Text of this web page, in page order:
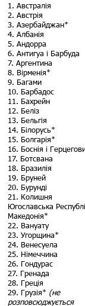
1. Австралія
2. Австрія
3. Азербайджан*
4. Албанія
5. Андорра
6. Антигуа і Барбуда
7. Аргентина
8. Вірменія*
9. Багами
10. Барбадос
11. Бахрейн
12. Беліз
13. Бельгія
14. Білорусь*
15. Болгарія*
16. Боснія і
17. Ботсвана
18. Бразилія
19. Бруней
20. Бурунді
21. Колишня
Югославська
Македонія*
22. Вануату
23. Угорщина*
24. Венесуела
25. Німеччина
26. Гондурас
27. Гренада
28. Греція
29. Грузія* (не
розповсюджується